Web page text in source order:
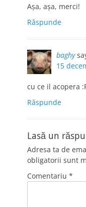
Aşa, aşa, merci!
Răspunde
baghy
15
cu ce il acopera
Răspunde
Lasă un
Adresa ta de
obligatorii sunt
Comentariu *